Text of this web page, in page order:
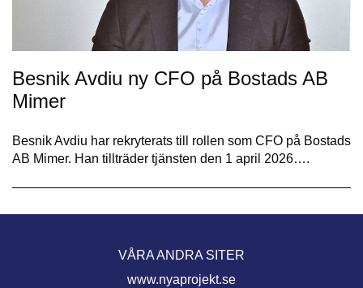
Besnik Avdiu ny CFO på Bostads AB
Mimer
Besnik Avdiu har rekryterats till rollen som CFO på Bostads
AB Mimer. Han tillträder tjänsten den 1 april 2026….
VÅRA ANDRA SITER
www.nyaprojekt.se